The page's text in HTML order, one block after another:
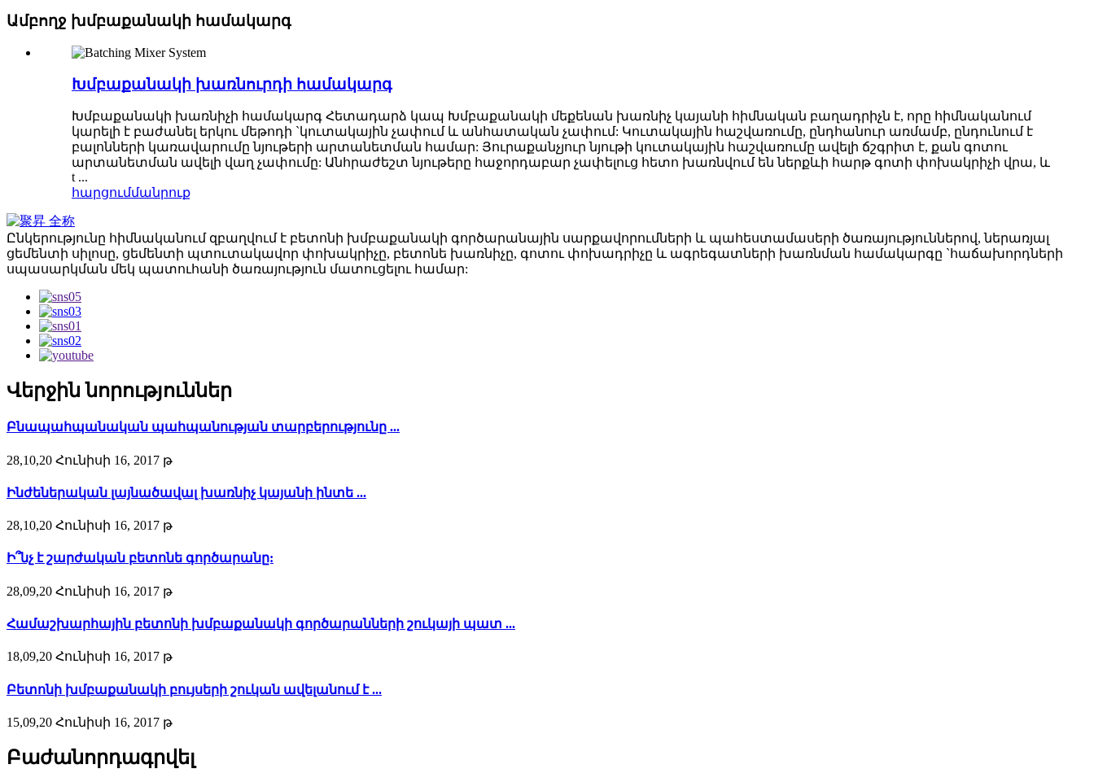
Ամբողջ խմբաքանակի համակարգ
Խմբաքանակի խառնուրդի համակարգ
Խմբաքանակի խառնիչի համակարգ Հետադարձ կապ Խմբաքանակի մեքենան խառնիչ կայանի հիմնական բաղադրիչն է, որը հիմնականում
կարելի է բաժանել երկու մեթոդի `կուտակային չափում և անհատական ​​չափում: Կուտակային հաշվառումը, ընդհանուր առմամբ, ընդունում է
բալոնների կառավարումը նյութերի արտանետման համար: Յուրաքանչյուր նյութի կուտակային հաշվառումը ավելի ճշգրիտ է, քան գոտու
արտանետման ավելի վաղ չափումը: Անհրաժեշտ նյութերը հաջորդաբար չափելուց հետո խառնվում են ներքևի հարթ գոտի փոխակրիչի վրա, և
t ...
հարցումմանրուք
Ընկերությունը հիմնականում զբաղվում է բետոնի խմբաքանակի գործարանային սարքավորումների և պահեստամասերի ծառայություններով, ներառյալ
ցեմենտի սիլոսը, ցեմենտի պտուտակավոր փոխակրիչը, բետոնե խառնիչը, գոտու փոխադրիչը և ագրեգատների խառնման համակարգը `հաճախորդների
սպասարկման մեկ պատուհանի ծառայություն մատուցելու համար:
Վերջին նորություններ
Բնապահպանական պահպանության տարբերությունը ...
28,10,20 Հունիսի 16, 2017 թ
Ինժեներական լայնածավալ խառնիչ կայանի ինտե ...
28,10,20 Հունիսի 16, 2017 թ
Ի՞նչ է շարժական բետոնե գործարանը:
28,09,20 Հունիսի 16, 2017 թ
Համաշխարհային բետոնի խմբաքանակի գործարանների շուկայի պատ ...
18,09,20 Հունիսի 16, 2017 թ
Բետոնի խմբաքանակի բույսերի շուկան ավելանում է ...
15,09,20 Հունիսի 16, 2017 թ
Բաժանորդագրվել